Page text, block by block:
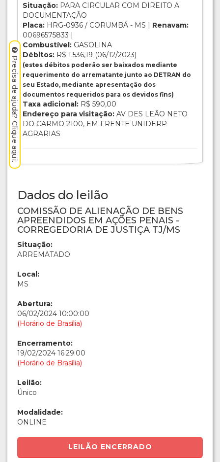
Situação: PARA CIRCULAR COM DIREITO A
DOCUMENTAÇÃO
Placa: HRG-0936 / CORUMBÁ - MS | Renavam:
00696575833 |
Combustível: GASOLINA
Débitos: R$ 1.536,19 (06/12/2023)
(estes débitos poderão ser baixados mediante
requerimento do arrematante junto ao DETRAN do
seu Estado, mediante apresentação dos
documentos requeridos para os devidos fins)
Taxa adicional: R$ 590,00
Endereço para visitação: AV DES LEÃO NETO
DO CARMO 2100, EM FRENTE UNIDERP
AGRARIAS
Dados do leilão
COMISSÃO DE ALIENAÇÃO DE BENS
APREENDIDOS EM AÇÕES PENAIS -
CORREGEDORIA DE JUSTIÇA TJ/MS
Situação:
ARREMATADO
Local:
MS
Abertura:
06/02/2024 10:00:00
(Horário de Brasília)
Encerramento:
19/02/2024 16:29:00
(Horário de Brasília)
Leilão:
Único
Modalidade:
ONLINE
LEILÃO ENCERRADO
Precisa de ajuda? Clique aqui.